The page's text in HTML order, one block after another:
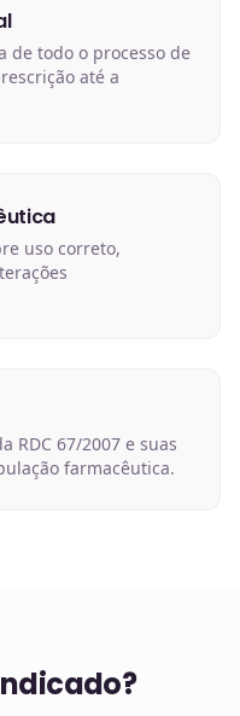
de todo o processo de
até a
uso correto,
RDC 67/2007 e suas
farmacêutica.